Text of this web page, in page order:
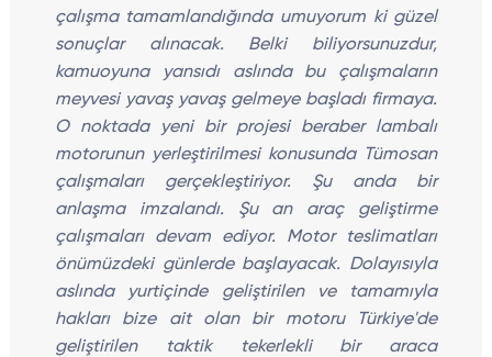
çalışma tamamlandığında umuyorum ki güzel
sonuçlar alınacak. Belki biliyorsunuzdur,
kamuoyuna yansıdı aslında bu çalışmaların
meyvesi yavaş yavaş gelmeye başladı firmaya.
O noktada yeni bir projesi beraber lambalı
motorunun yerleştirilmesi konusunda Tümosan
çalışmaları gerçekleştiriyor. Şu anda bir
anlaşma imzalandı. Şu an araç geliştirme
çalışmaları devam ediyor. Motor teslimatları
önümüzdeki günlerde başlayacak. Dolayısıyla
aslında yurtiçinde geliştirilen ve tamamıyla
hakları bize ait olan bir motoru Türkiye'de
geliştirilen taktik tekerlekli bir araca